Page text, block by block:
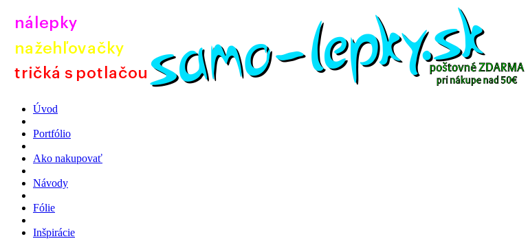
Úvod
Portfólio
Ako nakupovať
Návody
Fólie
Inšpirácie